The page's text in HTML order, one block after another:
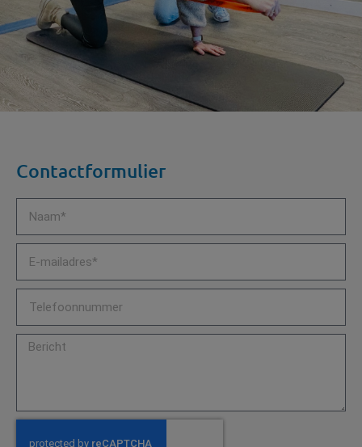
Contactformulier